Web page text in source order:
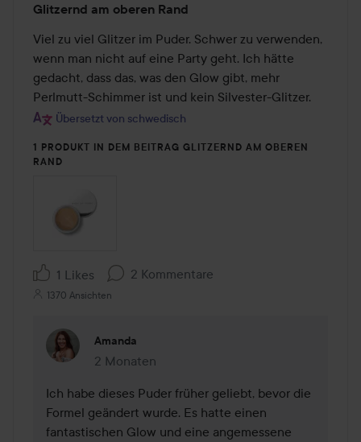
2
von
5
Glitzernd am oberen Rand
Viel zu viel Glitzer im Puder. Schwer zu verwenden,
wenn man nicht auf eine Party geht. Ich hätte
gedacht, dass das, was den Glow gibt, mehr
Perlmutt-Schimmer ist und kein Silvester-Glitzer.
Übersetzt von schwedisch
1 PRODUKT IN DEM BEITRAG GLITZERND AM OBEREN
RAND
1 Likes 2 Kommentare
1370 Ansichten
Amanda
2 Monaten
Kommentaren lades 2 Monaten
Ich habe dieses Puder früher geliebt, bevor die
Formel geändert wurde. Es hatte einen
fantastischen Glow und eine angemessene